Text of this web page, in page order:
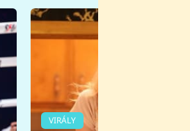
VIRÁLY